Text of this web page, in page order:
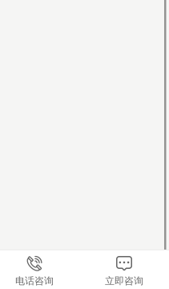
电话咨询 立即咨询